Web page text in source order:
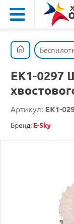
EK1-0297
Артикул: EK1-
Бренд: E-Sky